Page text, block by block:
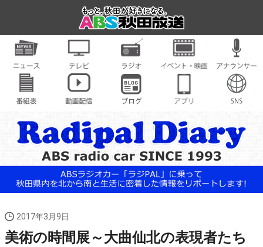
2017年3月9日
美術の時間展～大曲仙北の表現者たち